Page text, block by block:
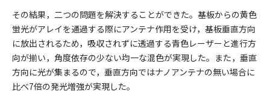
その結果，二つの問題を解決することができた。基板からの黄色
蛍光がアレイを通過する際にアンテナ作用を受け，基板垂直方向
に放出されるため，吸収されずに透過する青色レーザーと進行方
向が揃い，角度依存の少ない均一な混色が実現した。また，垂直
方向に光が集まるので，垂直方向ではナノアンテナの無い場合に
比べ7倍の発光増強が実現した。